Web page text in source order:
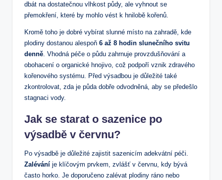
dbát na dostatečnou vlhkost půdy, ale vyhnout se
přemokření, které by mohlo vést k hnilobě kořenů.
Kromě toho je dobré vybírat slunné místo na zahradě, kde
plodiny dostanou alespoň 6 až 8 hodin slunečního svitu
denně. Vhodná péče o půdu zahrnuje provzdušňování a
obohacení o organické hnojivo, což podpoří vznik zdravého
kořenového systému. Před výsadbou je důležité také
zkontrolovat, zda je půda dobře odvodněná, aby se předešlo
stagnaci vody.
Jak se starat o sazenice po
výsadbě v červnu?
Po výsadbě je důležité zajistit sazenicím adekvátní péči.
Zalévání je klíčovým prvkem, zvlášť v červnu, kdy bývá
často horko. Je doporučeno zalévat plodiny ráno nebo